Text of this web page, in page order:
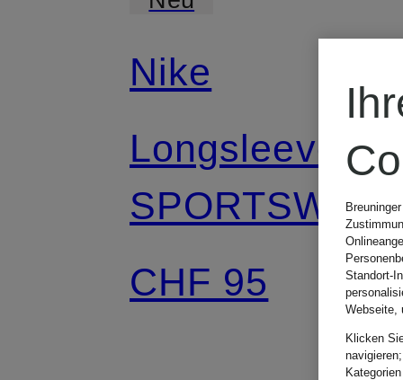
Nike
Longsleeve
CLUB GOALIE
CHF 95
Standort-
Webseite,
Klicken